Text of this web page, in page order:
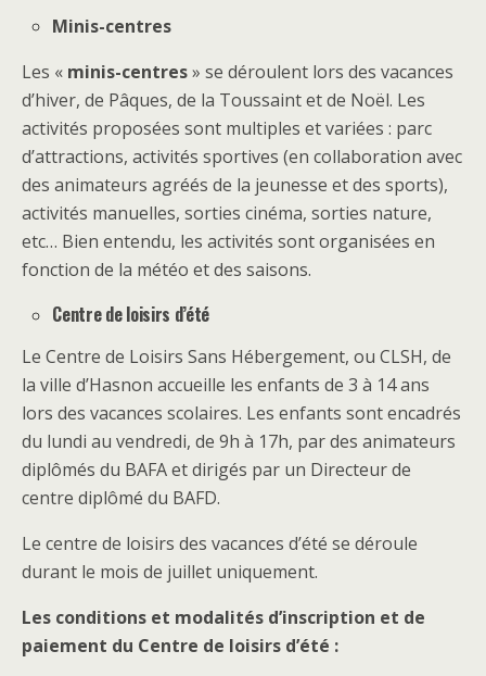
Minis-centres
Les « minis-centres» se déroulent lors des vacances
d’hiver, de Pâques, de la Toussaint et de Noël. Les
activités proposées sont multiples et variées : parc
d’attractions, activités sportives (en collaboration avec
des animateurs agréés de la jeunesse et des sports),
activités manuelles, sorties cinéma, sorties nature,
etc… Bien entendu, les activités sont organisées en
fonction de la météo et des saisons.
Centre de loisirs d’été
Le Centre de Loisirs Sans Hébergement, ou CLSH, de
la ville d’Hasnon accueille les enfants de 3 à 14 ans
lors des vacances scolaires. Les enfants sont encadrés
du lundi au vendredi, de 9h à 17h, par des animateurs
diplômés du BAFA et dirigés par un Directeur de
centre diplômé du BAFD.
Le centre de loisirs des vacances d’été se déroule
durant le mois de juillet uniquement.
Les conditions et modalités d’inscription et de
paiement du Centre de loisirs d’été :